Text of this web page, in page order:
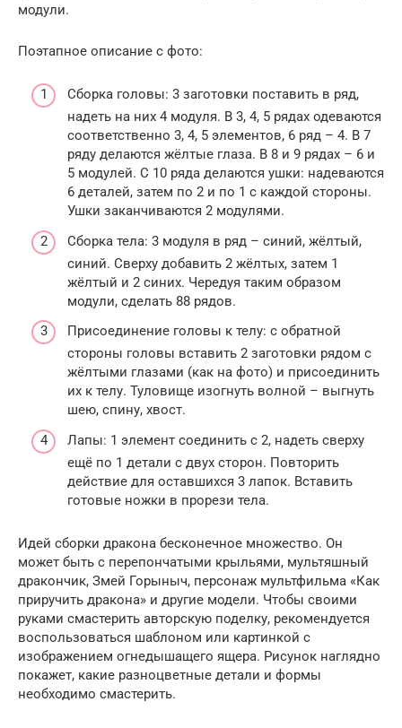
модули.
Поэтапное описание с фото:
Сборка головы: 3 заготовки поставить в ряд,
надеть на них 4 модуля. В 3, 4, 5 рядах одеваются
соответственно 3, 4, 5 элементов, 6 ряд – 4. В 7
ряду делаются жёлтые глаза. В 8 и 9 рядах – 6 и
5 модулей. С 10 ряда делаются ушки: надеваются
6 деталей, затем по 2 и по 1 с каждой стороны.
Ушки заканчиваются 2 модулями.
Сборка тела: 3 модуля в ряд – синий, жёлтый,
синий. Сверху добавить 2 жёлтых, затем 1
жёлтый и 2 синих. Чередуя таким образом
модули, сделать 88 рядов.
Присоединение головы к телу: с обратной
стороны головы вставить 2 заготовки рядом с
жёлтыми глазами (как на фото) и присоединить
их к телу. Туловище изогнуть волной – выгнуть
шею, спину, хвост.
Лапы: 1 элемент соединить с 2, надеть сверху
ещё по 1 детали с двух сторон. Повторить
действие для оставшихся 3 лапок. Вставить
готовые ножки в прорези тела.
Идей сборки дракона бесконечное множество. Он
может быть с перепончатыми крыльями, мультяшный
дракончик, Змей Горыныч, персонаж мультфильма «Как
приручить дракона» и другие модели. Чтобы своими
руками смастерить авторскую поделку, рекомендуется
воспользоваться шаблоном или картинкой с
изображением огнедышащего ящера. Рисунок наглядно
покажет, какие разноцветные детали и формы
необходимо смастерить.